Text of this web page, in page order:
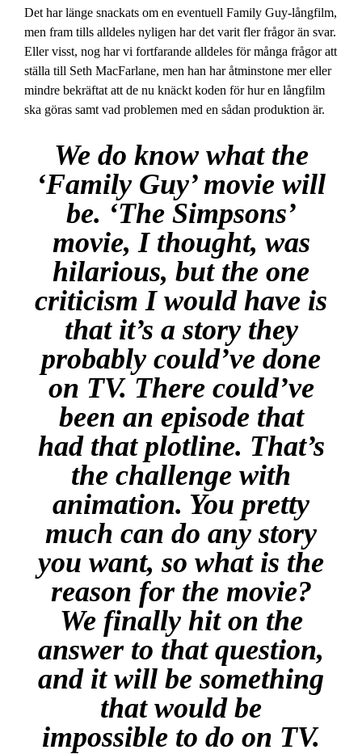
Det har länge snackats om en eventuell Family Guy-långfilm,
men fram tills alldeles nyligen har det varit fler frågor än svar.
Eller visst, nog har vi fortfarande alldeles för många frågor att
ställa till Seth MacFarlane, men han har åtminstone mer eller
mindre bekräftat att de nu knäckt koden för hur en långfilm
ska göras samt vad problemen med en sådan produktion är.
We do know what the
‘Family Guy’ movie will
be. ‘The Simpsons’
movie, I thought, was
hilarious, but the one
criticism I would have is
that it’s a story they
probably could’ve done
on TV. There could’ve
been an episode that
had that plotline. That’s
the challenge with
animation. You pretty
much can do any story
you want, so what is the
reason for the movie?
We finally hit on the
answer to that question,
and it will be something
that would be
impossible to do on TV.